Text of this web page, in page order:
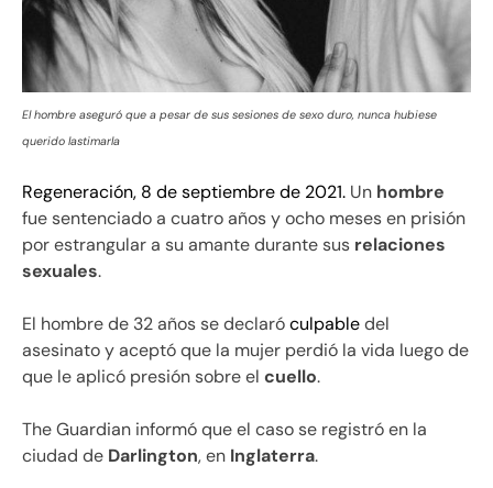
El hombre aseguró que a pesar de sus sesiones de sexo duro, nunca hubiese
querido lastimarla
Regeneración, 8 de septiembre de 2021. Un hombre
fue sentenciado a cuatro años y ocho meses en prisión
por estrangular a su amante durante sus relaciones
sexuales.
El hombre de 32 años se declaróculpabledel
asesinato y aceptó que la mujer perdió la vida luego de
que le aplicó presión sobre el cuello.
The Guardian informó que el caso se registró en la
ciudad de Darlington, en Inglaterra.